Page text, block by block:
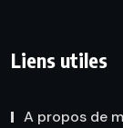
Liens utiles
A propos de